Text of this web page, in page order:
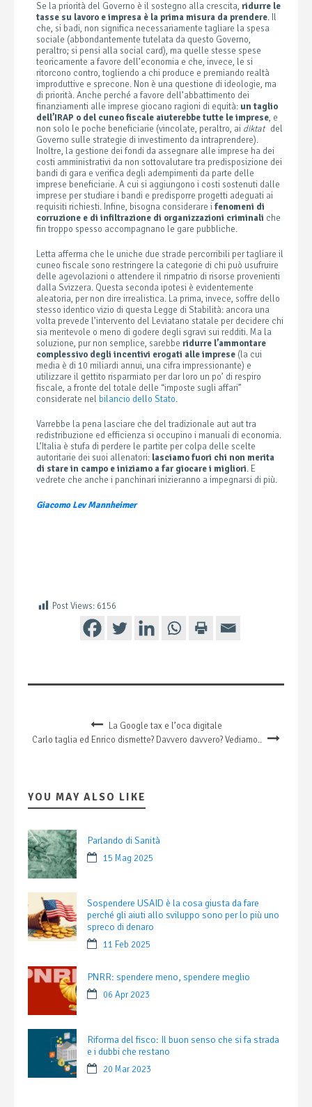
Se la priorità del Governo è il sostegno alla crescita, ridurre le
tasse su lavoro e impresa è la prima misura da prendere. Il
che, si badi, non significa necessariamente tagliare la spesa
sociale (abbondantemente tutelata da questo Governo,
peraltro; si pensi alla social card), ma quelle stesse spese
teoricamente a favore dell’economia e che, invece, le si
ritorcono contro, togliendo a chi produce e premiando realtà
improduttive e sprecone. Non è una questione di ideologie, ma
di priorità. Anche perché a favore dell’abbattimento dei
finanziamenti alle imprese giocano ragioni di equità:un taglio
dell’IRAP o del cuneo fiscale aiuterebbe tutte le imprese, e
non solo le poche beneficiarie (vincolate, peraltro, ai diktat del
Governo sulle strategie di investimento da intraprendere).
Inoltre, la gestione dei fondi da assegnare alle imprese ha dei
costi amministrativi da non sottovalutare tra predisposizione dei
bandi di gara e verifica degli adempimenti da parte delle
imprese beneficiarie. A cui si aggiungono i costi sostenuti dalle
imprese per studiare i bandi e predisporre progetti adeguati ai
requisiti richiesti. Infine, bisogna considerare ifenomeni di
corruzione e di infiltrazione di organizzazioni criminali che
fin troppo spesso accompagnano le gare pubbliche.
Letta afferma che le uniche due strade percorribili per tagliare il
cuneo fiscale sono restringere la categorie di chi può usufruire
delle agevolazioni o attendere il rimpatrio di risorse provenienti
dalla Svizzera. Questa seconda ipotesi è evidentemente
aleatoria, per non dire irrealistica. La prima, invece, soffre dello
stesso identico vizio di questa Legge di Stabilità: ancora una
volta prevede l’intervento del Leviatano statale per decidere chi
sia meritevole o meno di godere degli sgravi sui redditi. Ma la
soluzione, pur non semplice, sarebberidurre l’ammontare
complessivo degli incentivi erogati alle imprese (la cui
media è di 10 miliardi annui, una cifra impressionante) e
utilizzare il gettito risparmiato per dar loro un po’ di respiro
fiscale, a fronte del totale delle “imposte sugli affari”
considerate nel bilancio dello Stato.
Varrebbe la pena lasciare che del tradizionale aut aut tra
redistribuzione ed efficienza si occupino i manuali di economia.
L’Italia è stufa di perdere le partite per colpa delle scelte
autoritarie dei suoi allenatori: lasciamo fuori chi non merita
di stare in campo e iniziamo a far giocare i migliori. E
vedrete che anche i panchinari inizieranno a impegnarsi di più.
Giacomo Lev Mannheimer
Post Views: 6156
La Google tax e l’oca digitale
Carlo taglia ed Enrico dismette? Davvero davvero? Vediamo..
YOU MAY ALSO LIKE
Parlando di Sanità
15 Mag 2025
Sospendere USAID è la cosa giusta da fare
perché gli aiuti allo sviluppo sono per lo più uno
spreco di denaro
11 Feb 2025
PNRR: spendere meno, spendere meglio
06 Apr 2023
Riforma del fisco: Il buon senso che si fa strada
e i dubbi che restano
20 Mar 2023